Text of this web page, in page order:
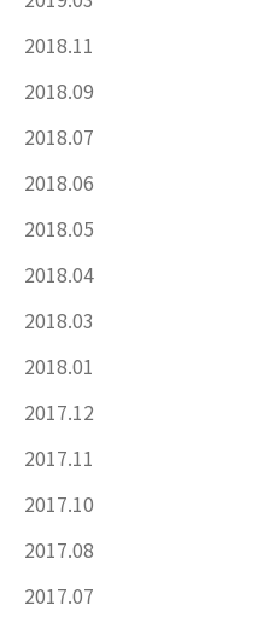
2018.11
2018.09
2018.07
2018.06
2018.05
2018.04
2018.03
2018.01
2017.12
2017.11
2017.10
2017.08
2017.07